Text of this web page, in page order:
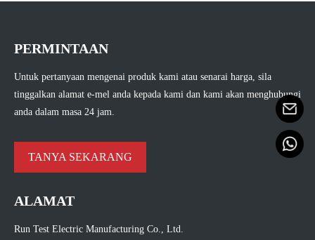
PERMINTAAN
Untuk pertanyaan mengenai produk kami atau senarai harga, sila
tinggalkan alamat e-mel anda kepada kami dan kami akan menghubungi
anda dalam masa 24 jam.
TANYA SEKARANG
ALAMAT
Run Test Electric Manufacturing Co., Ltd.